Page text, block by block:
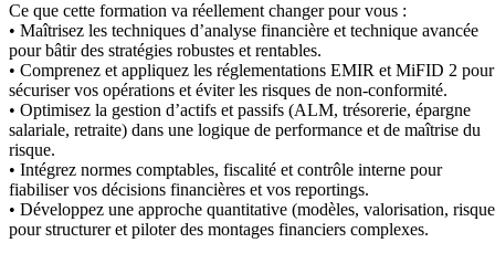
Ce que cette formation va réellement changer pour vous :
• Maîtrisez les techniques d’analyse financière et technique avancée
pour bâtir des stratégies robustes et rentables.
• Comprenez et appliquez les réglementations EMIR et MiFID 2 pour
sécuriser vos opérations et éviter les risques de non-conformité.
• Optimisez la gestion d’actifs et passifs (ALM, trésorerie, épargne
salariale, retraite) dans une logique de performance et de maîtrise du
risque.
• Intégrez normes comptables, fiscalité et contrôle interne pour
fiabiliser vos décisions financières et vos reportings.
• Développez une approche quantitative (modèles, valorisation,
pour structurer et piloter des montages financiers complexes.